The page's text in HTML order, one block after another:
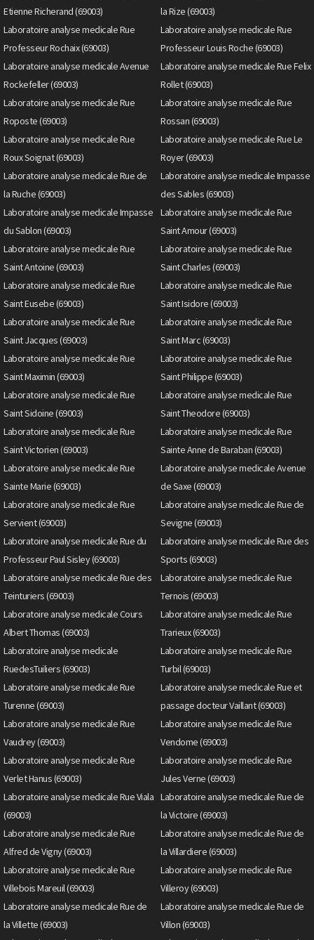
Etienne Richerand (69003)
la Rize (69003)
Laboratoire analyse medicale Rue
Professeur Rochaix (69003)
Laboratoire analyse medicale Rue
Professeur Louis Roche (69003)
Laboratoire analyse medicale Avenue
Rockefeller (69003)
Laboratoire analyse medicale Rue Felix
Rollet (69003)
Laboratoire analyse medicale Rue
Roposte (69003)
Laboratoire analyse medicale Rue
Rossan (69003)
Laboratoire analyse medicale Rue
Roux Soignat (69003)
Laboratoire analyse medicale Rue Le
Royer (69003)
Laboratoire analyse medicale Rue de
la Ruche (69003)
Laboratoire analyse medicale Impasse
des Sables (69003)
Laboratoire analyse medicale Impasse
du Sablon (69003)
Laboratoire analyse medicale Rue
Saint Amour (69003)
Laboratoire analyse medicale Rue
Saint Antoine (69003)
Laboratoire analyse medicale Rue
Saint Charles (69003)
Laboratoire analyse medicale Rue
Saint Eusebe (69003)
Laboratoire analyse medicale Rue
Saint Isidore (69003)
Laboratoire analyse medicale Rue
Saint Jacques (69003)
Laboratoire analyse medicale Rue
Saint Marc (69003)
Laboratoire analyse medicale Rue
Saint Maximin (69003)
Laboratoire analyse medicale Rue
Saint Philippe (69003)
Laboratoire analyse medicale Rue
Saint Sidoine (69003)
Laboratoire analyse medicale Rue
Saint Theodore (69003)
Laboratoire analyse medicale Rue
Saint Victorien (69003)
Laboratoire analyse medicale Rue
Sainte Anne de Baraban (69003)
Laboratoire analyse medicale Rue
Sainte Marie (69003)
Laboratoire analyse medicale Avenue
de Saxe (69003)
Laboratoire analyse medicale Rue
Servient (69003)
Laboratoire analyse medicale Rue de
Sevigne (69003)
Laboratoire analyse medicale Rue du
Professeur Paul Sisley (69003)
Laboratoire analyse medicale Rue des
Sports (69003)
Laboratoire analyse medicale Rue des
Teinturiers (69003)
Laboratoire analyse medicale Rue
Ternois (69003)
Laboratoire analyse medicale Cours
Albert Thomas (69003)
Laboratoire analyse medicale Rue
Trarieux (69003)
Laboratoire analyse medicale
RuedesTuiliers (69003)
Laboratoire analyse medicale Rue
Turbil (69003)
Laboratoire analyse medicale Rue
Turenne (69003)
Laboratoire analyse medicale Rue et
passage docteur Vaillant (69003)
Laboratoire analyse medicale Rue
Vaudrey (69003)
Laboratoire analyse medicale Rue
Vendome (69003)
Laboratoire analyse medicale Rue
Verlet Hanus (69003)
Laboratoire analyse medicale Rue
Jules Verne (69003)
Laboratoire analyse medicale Rue Viala
(69003)
Laboratoire analyse medicale Rue de
la Victoire (69003)
Laboratoire analyse medicale Rue
Alfred de Vigny (69003)
Laboratoire analyse medicale Rue de
la Villardiere (69003)
Laboratoire analyse medicale Rue
Villebois Mareuil (69003)
Laboratoire analyse medicale Rue
Villeroy (69003)
Laboratoire analyse medicale Rue de
la Villette (69003)
Laboratoire analyse medicale Rue de
Villon (69003)